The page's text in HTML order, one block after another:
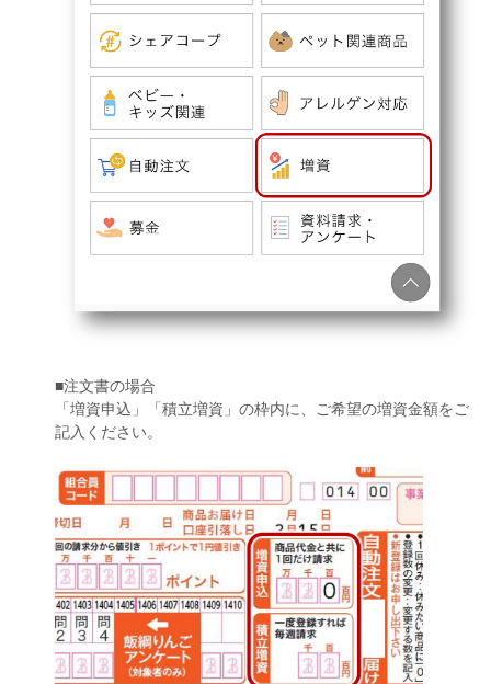
■注文書の場合
「増資申込」「積立増資」の枠内に、ご希望の増資金額をご
記入ください。